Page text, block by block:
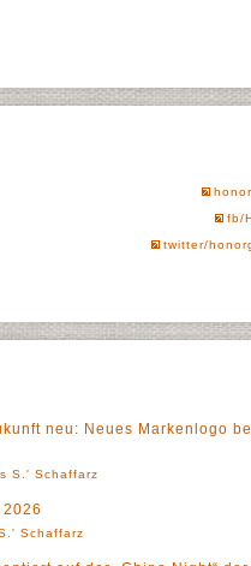
fb/
twitter/
neu: Neues Markenlogo
S.' Schaffarz
Schaffarz